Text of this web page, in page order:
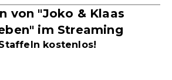
von "Joko & Klaas
im Streaming
kostenlos!